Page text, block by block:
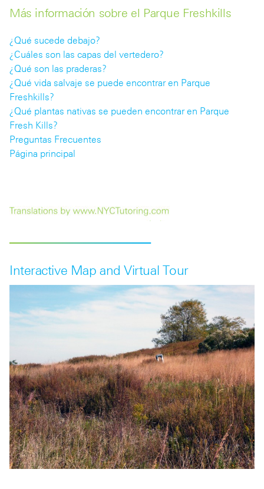
Más información sobre el Parque Freshkills
¿Qué sucede debajo?
¿Cuáles son las capas del vertedero?
¿Qué son las praderas?
¿Qué vida salvaje se puede encontrar en Parque
Freshkills?
¿Qué plantas nativas se pueden encontrar en Parque
Fresh Kills?
Preguntas Frecuentes
Página principal
Interactive Map and Virtual Tour